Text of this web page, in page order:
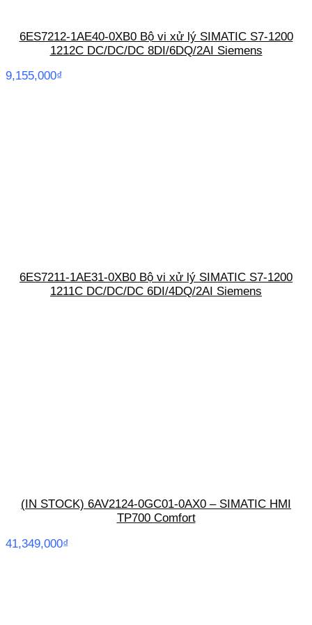
6ES7212-1AE40-0XB0 Bộ vi xử lý SIMATIC S7-1200
1212C DC/DC/DC 8DI/6DQ/2AI Siemens
9,155,000₫
6ES7211-1AE31-0XB0 Bộ vi xử lý SIMATIC S7-1200
1211C DC/DC/DC 6DI/4DQ/2AI Siemens
(IN STOCK) 6AV2124-0GC01-0AX0 – SIMATIC HMI
TP700 Comfort
41,349,000₫